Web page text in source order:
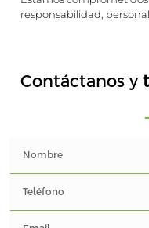
responsabilidad,
Contáctanos y